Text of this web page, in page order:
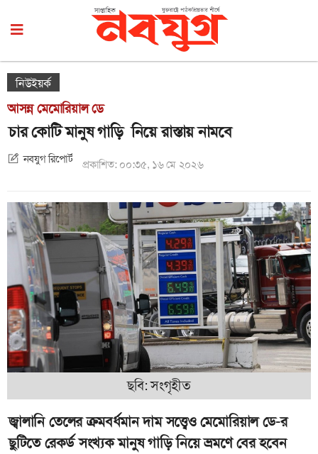
নিউইয়র্ক
আসন্ন মেমোরিয়াল ডে
চার কোটি মানুষ গাড়ি নিয়ে রাস্তায় নামবে
নবযুগ রিপোর্ট প্রকাশিত: ০০:৩৫, ১৬ মে ২০২৬
ছবি: সংগৃহীত
জ্বালানি তেলের ক্রমবর্ধমান দাম সত্ত্বেও মেমোরিয়াল ডে-র
ছুটিতে রেকর্ড সংখ্যক মানুষ গাড়ি নিয়ে ভ্রমণে বের হবেন